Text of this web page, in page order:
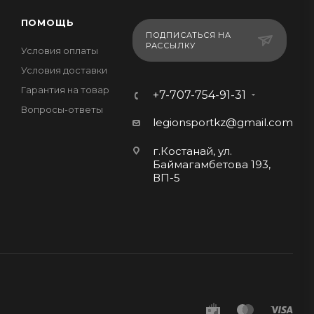
ПОМОЩЬ
Условия оплаты
Условия доставки
Гарантия на товар
Вопросы-ответы
ПОДПИСАТЬСЯ НА
РАССЫЛКУ
+7-707-754-91-31
legionsportkz@gmail.com
г.Костанай, ул.
Баймагамбетова 193,
ВП-5